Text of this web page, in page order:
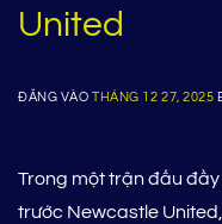
United
ĐĂNG VÀO THÁNG 12 27, 2025
Trong một trận đấu
trước Newcastle